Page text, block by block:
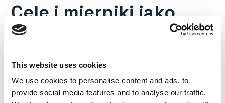
This website uses cookies
We use cookies to personalise content and ads, to
provide social media features and to analyse our traffic.
Cele i mierniki jako
podstawa
pracowników, trzeba odejść od oceniania po
godzinach pracy, a przejść do realnego wykonywania
obowiązków i osiągania efektów. Skuteczne